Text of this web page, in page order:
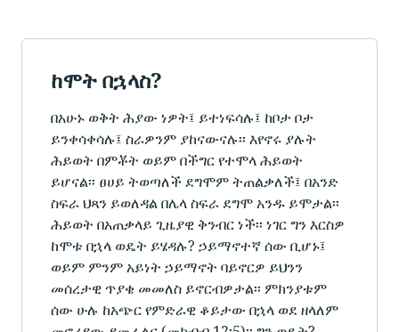
ከሞት በኋላስ?
በአሁኑ ወቅት ሕያው ነዎት፤ ይተነፍሳሉ፤ ከቦታ ቦታ
ይንቀሳቀሳሉ፤ ስራዎንም ያከናውናሉ፡፡ እየኖሩ ያሉት
ሕይወት በምቾት ወይም በችግር የተሞላ ሕይወት
ይሆናል፡፡ ፀሀይ ትወጣለች ደግሞም ትጠልቃለች፤ በአንድ
ስፍራ ህጻን ይወለዳል በሌላ ስፍራ ደግሞ አንዱ ይሞታል፡፡
ሕይወት በአጠቃላይ ጊዜያዊ ቅንብር ነች፡፡ ነገር ግን እርስዎ
ከሞቱ በኋላ ወዴት ይሄዳሉ? ኃይማኖተኛ ሰው ቢሆኑ፤
ወይም ምንም አይነት ኃይማኖት ባይኖርዎ ይህንን
መሰረታዊ ጥያቄ መመለስ ይኖርብዎታል፡፡ ምክንያቱም
ሰው ሁሉ ከአጭር የምድራዊ ቆይታው በኋላ ወደ ዘላለም